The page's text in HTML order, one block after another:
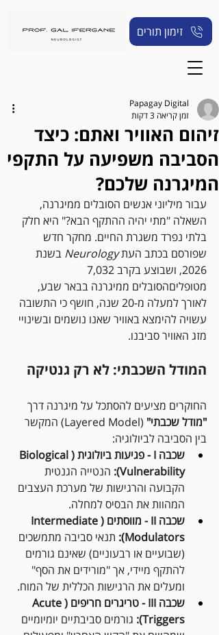
זימון תורים
זיהום האוויר ואתם: כיצד
הסביבה משפיעה על התקפי
המיגרנה שלכם?
Papagay Digital
זמן קריאה 3 דקות
עבור מיליוני אנשים הסובלים ממיגרנה,
השאלה "מתי יהיה ההתקף הבא?" היא חלק
בלתי נפרד משגרת החיים. מחקר חדש
שפורסם בכתב העת Neurology בשנת
מטופליםהסובלים ממיגרנה בבאר שבע,
לאורך למעלה מ-20 שנה, חושף כי התשובה
עשויה להימצא באוויר שאנו נושמים ובשינויי
מזג האוויר סביבנו.
המודל השכבתי: לא רק גנטיקה
החוקרים מציעים להסתכל על מיגרנה דרך
"מודל שכבתי"
(Layered Model) המקשר
בין הסביבה לביולוגיה:
שכבה I - פגיעות ביולוגית (Biological
Vulnerability):
הנטייה הגנטית
הקבועה והרגישות של מערכת העצבים
המהוות את הבסיס למחלה.
שכבה II - מווסתים (Intermediate
Modulators):
תנאי סביבה מתמשכים
(שבועיים או רבעוניים) שאינם גורמים
להתקף מיידי, אך "מורידים את הסף"
ומעלים את הרגישות הכללית של המוח.
שכבה III - טריגרים חריפים (Acute
Triggers):
גורמים סביבתיים יומיומיים